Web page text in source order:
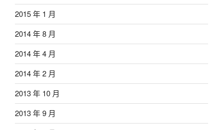
2015 年 1 月
2014 年 8 月
2014 年 4 月
2014 年 2 月
2013 年 10 月
2013 年 9 月